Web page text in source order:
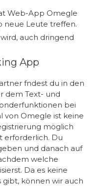
Web-App Omegle
neue Leute treffen.
auch dringend
App
fndest du in den
dem Text- und
bei
von Omegle ist keine
möglich
erforderlich. Du
und danach auf
welche
Da es keine
gibt, können wir auch